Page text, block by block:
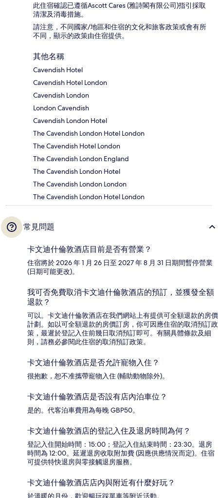
此住宿確認已遵循Ascott Cares (雅詩閣有限公司)指引採取
清潔及消毒措施。
請注意，不同國家/地區和住宿的文化和旅客政策或會有所
不同，顯示的政策由住宿提供。
其他名稱
Cavendish Hotel
Cavendish Hotel London
Cavendish London
London Cavendish
Cavendish London Hotel
The Cavendish London Hotel London
The Cavendish Hotel London
The Cavendish London England
The Cavendish London Hotel
The Cavendish London London
The Cavendish London Hotel London
常見問題
卡文迪什倫敦酒店目前是否有營業？
住宿將於 2026 年 1 月 26 日至 2027 年 8 月 31 日期間暫停營業
(日期可能更改)。
我可否免費取消卡文迪什倫敦酒店的預訂，並獲發全額
退款？
可以。卡文迪什倫敦酒店在我們網站上有提供可全額退款的房價
計劃。如以可全額退款的房價訂房，你可因應住宿的取消預訂政
策，最遲於登記入住前幾日取消預訂即可。有關具體條款及細
則，請務必參閱此住宿的取消預訂政策。
卡文迪什倫敦酒店是否允許寵物入住？
很抱歉，恕不准攜帶寵物入住 (輔助動物除外)。
卡文迪什倫敦酒店是否設有店內泊車位？
是的。代客泊車費用為每晚 GBP50。
卡文迪什倫敦酒店的登記入住及退房時間為何？
登記入住開始時間：15:00；登記入住結束時間：23:30。退房
時間為 12:00。延遲退房收取附加費 (因應供應情況而定)。住宿
可提供特快退房與零接觸退房服務。
卡文迪什倫敦酒店店內與附近有什麼好玩？
於溫暖的月份，歡迎暢玩踩單車等附近活動。